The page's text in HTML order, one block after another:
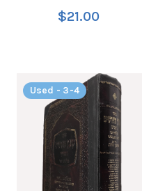
$21.00
Used - 3-4